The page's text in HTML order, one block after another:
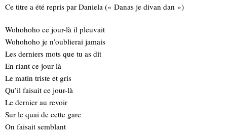
Ce titre a été repris par Daniela (« Danas je divan dan »)
Wohohoho ce jour-là il pleuvait
Wohohoho je n’oublierai jamais
Les derniers mots que tu as dit
En riant ce jour-là
Le matin triste et gris
Qu’il faisait ce jour-là
Le dernier au revoir
Sur le quai de cette gare
On faisait semblant